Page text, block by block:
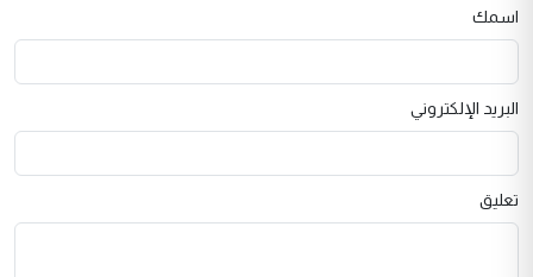
اسمك
البريد الإلكتروني
تعليق